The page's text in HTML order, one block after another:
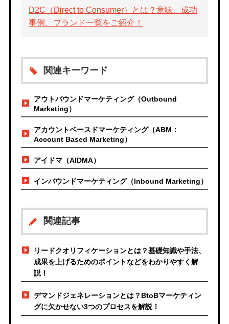
D2C（Direct to Consumer）とは？意味、成功
事例、ブランド一覧をご紹介！
関連キーワード
アウトバウンドマーケティング（Outbound
Marketing）
アカウントベースドマーケティング（ABM：
Account Based Marketing）
アイドマ（AIDMA）
インバウンドマーケティング（Inbound Marketing）
関連記事
リードクオリフィケーションとは？基礎知識や手法、
成果を上げるためのポイントなどをわかりやすく解
説！
デマンドジェネレーションとは？BtoBマーケティン
グに欠かせない3つのプロセスを解説！